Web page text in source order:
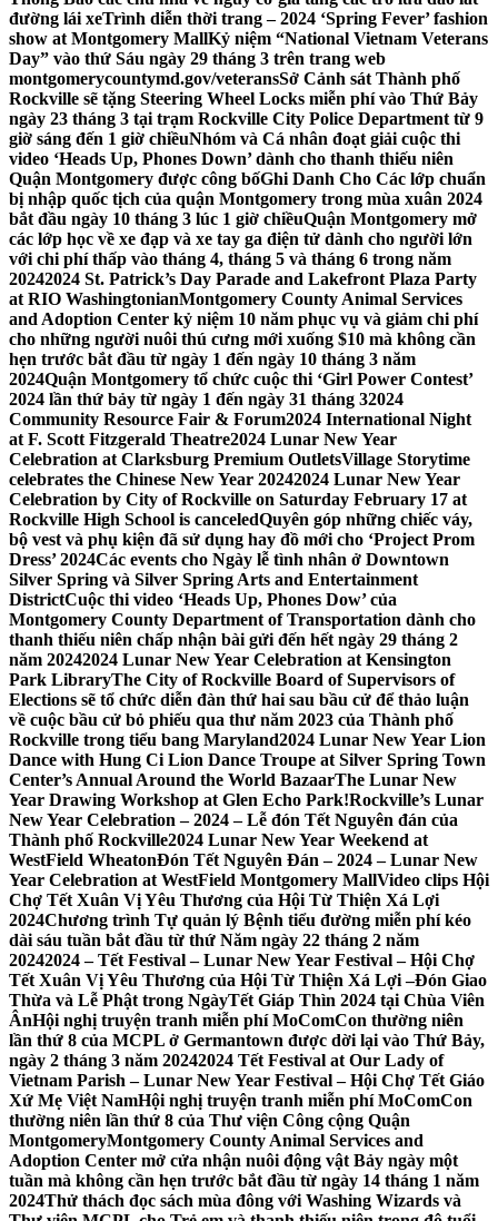
đường lái xeTrình diễn thời trang – 2024 ‘Spring Fever’ fashion
show at Montgomery MallKỷ niệm “National Vietnam Veterans
Day” vào thứ Sáu ngày 29 tháng 3 trên trang web
montgomerycountymd.gov/veteransSở Cảnh sát Thành phố
Rockville sẽ tặng Steering Wheel Locks miễn phí vào Thứ Bảy
ngày 23 tháng 3 tại trạm Rockville City Police Department từ 9
giờ sáng đến 1 giờ chiềuNhóm và Cá nhân đoạt giải cuộc thi
video ‘Heads Up, Phones Down’ dành cho thanh thiếu niên
Quận Montgomery được công bốGhi Danh Cho Các lớp chuẩn
bị nhập quốc tịch của quận Montgomery trong mùa xuân 2024
bắt đầu ngày 10 tháng 3 lúc 1 giờ chiềuQuận Montgomery mở
các lớp học về xe đạp và xe tay ga điện tử dành cho người lớn
với chi phí thấp vào tháng 4, tháng 5 và tháng 6 trong năm
20242024 St. Patrick’s Day Parade and Lakefront Plaza Party
at RIO WashingtonianMontgomery County Animal Services
and Adoption Center kỷ niệm 10 năm phục vụ và giảm chi phí
cho những người nuôi thú cưng mới xuống $10 mà không cần
hẹn trước bắt đầu từ ngày 1 đến ngày 10 tháng 3 năm
2024Quận Montgomery tổ chức cuộc thi ‘Girl Power Contest’
2024 lần thứ bảy từ ngày 1 đến ngày 31 tháng 32024
Community Resource Fair & Forum2024 International Night
at F. Scott Fitzgerald Theatre2024 Lunar New Year
Celebration at Clarksburg Premium OutletsVillage Storytime
celebrates the Chinese New Year 20242024 Lunar New Year
Celebration by City of Rockville on Saturday February 17 at
Rockville High School is canceledQuyên góp những chiếc váy,
bộ vest và phụ kiện đã sử dụng hay đồ mới cho ‘Project Prom
Dress’ 2024Các events cho Ngày lễ tình nhân ở Downtown
Silver Spring và Silver Spring Arts and Entertainment
DistrictCuộc thi video ‘Heads Up, Phones Dow’ của
Montgomery County Department of Transportation dành cho
thanh thiếu niên chấp nhận bài gửi đến hết ngày 29 tháng 2
năm 20242024 Lunar New Year Celebration at Kensington
Park LibraryThe City of Rockville Board of Supervisors of
Elections sẽ tổ chức diễn đàn thứ hai sau bầu cử để thảo luận
về cuộc bầu cử bỏ phiếu qua thư năm 2023 của Thành phố
Rockville trong tiểu bang Maryland2024 Lunar New Year Lion
Dance with Hung Ci Lion Dance Troupe at Silver Spring Town
Center’s Annual Around the World BazaarThe Lunar New
Year Drawing Workshop at Glen Echo Park!Rockville’s Lunar
New Year Celebration – 2024 – Lễ đón Tết Nguyên đán của
Thành phố Rockville2024 Lunar New Year Weekend at
WestField WheatonĐón Tết Nguyên Đán – 2024 – Lunar New
Year Celebration at WestField Montgomery MallVideo clips Hội
Chợ Tết Xuân Vị Yêu Thương của Hội Từ Thiện Xá Lợi
2024Chương trình Tự quản lý Bệnh tiểu đường miễn phí kéo
dài sáu tuần bắt đầu từ thứ Năm ngày 22 tháng 2 năm
20242024 – Tết Festival – Lunar New Year Festival – Hội Chợ
Tết Xuân Vị Yêu Thương của Hội Từ Thiện Xá Lợi –Đón Giao
Thừa và Lễ Phật trong NgàyTết Giáp Thìn 2024 tại Chùa Viên
ÂnHội nghị truyện tranh miễn phí MoComCon thường niên
lần thứ 8 của MCPL ở Germantown được dời lại vào Thứ Bảy,
ngày 2 tháng 3 năm 20242024 Tết Festival at Our Lady of
Vietnam Parish – Lunar New Year Festival – Hội Chợ Tết Giáo
Xứ Mẹ Việt NamHội nghị truyện tranh miễn phí MoComCon
thường niên lần thứ 8 của Thư viện Công cộng Quận
MontgomeryMontgomery County Animal Services and
Adoption Center mở cửa nhận nuôi động vật Bảy ngày một
tuần mà không cần hẹn trước bắt đầu từ ngày 14 tháng 1 năm
2024Thử thách đọc sách mùa đông với Washing Wizards và